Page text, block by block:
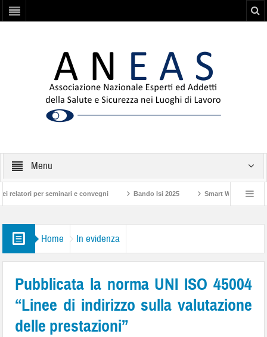
Menu
per seminari e convegni Bando Isi 2025 Smart Working: Nuove
Home In evidenza
Pubblicata la norma UNI ISO 45004
“Linee di indirizzo sulla valutazione
delle prestazioni”